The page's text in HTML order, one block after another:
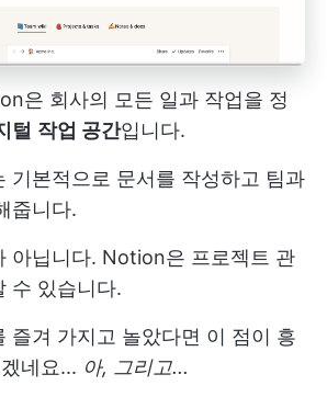
은 회사의 모든 일과 작업을 정
털 작업 공간입니다.
기본적으로 문서를 작성하고 팀과
줍니다.
아닙니다. Notion은 프로젝트 관
수 있습니다.
즐겨 가지고 놀았다면 이 점이 흥
네요... 아, 그리고...